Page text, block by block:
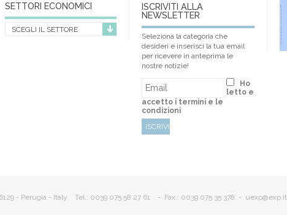
SETTORI ECONOMICI
SCEGLI IL SETTORE
ISCRIVITI ALLA
NEWSLETTER
Seleziona la categoria che
desideri e inserisci la tua email
per ricevere in anteprima le
nostre notizie!
Ho
letto e
accetto i termini e le
condizioni
- Perugia - Italy Tel.: 0039 075 58 27 61 - Fax.: 0039 075 35 378 - uexp@exp.it